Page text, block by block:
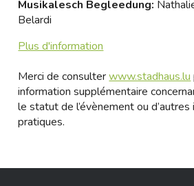
Musikalesch Begleedung:
Belardi
Plus d'information
Merci de consulterwww.stadhaus.lu
information supplémentaire
le statut de l’évènement ou
pratiques.